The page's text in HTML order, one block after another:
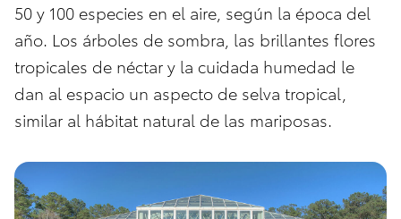
50 y 100 especies en el aire, según la época del
año. Los árboles de sombra, las brillantes flores
tropicales de néctar y la cuidada humedad le
dan al espacio un aspecto de selva tropical,
similar al hábitat natural de las mariposas.